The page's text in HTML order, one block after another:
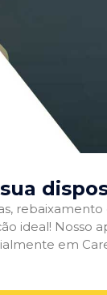
ideal! Nosso
em